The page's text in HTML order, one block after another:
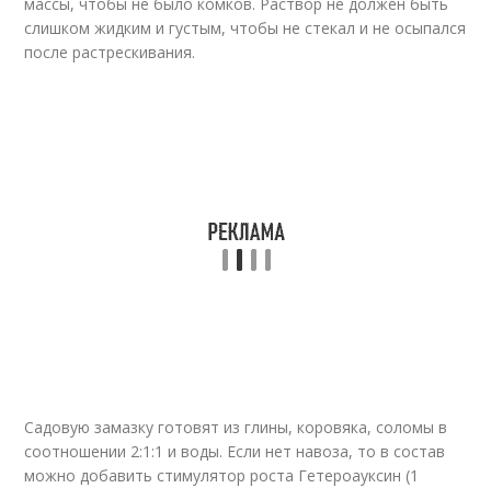
слишком жидким и густым, чтобы не стекал и не осыпался
после растрескивания.
Садовую замазку готовят из глины, коровяка, соломы в
соотношении 2:1:1 и воды. Если нет навоза, то в состав
можно добавить стимулятор роста Гетероауксин (1